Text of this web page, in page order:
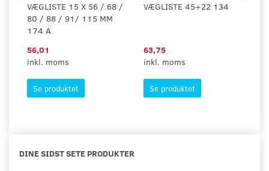
VÆGLISTE 15 X 56 / 68 /
80 / 88 / 91/ 115 MM
174 A
56,01
inkl. moms
Se produktet
VÆGLISTE 45+22 134
63,75
inkl. moms
Se produktet
DINE SIDST SETE PRODUKTER